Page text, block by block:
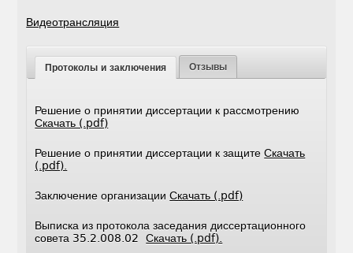
Видеотрансляция
Протоколы и заключения Отзывы
Решение о принятии диссертации к рассмотрению
Скачать (.pdf)
Решение о принятии диссертации к защитеСкачать
(.pdf).
Заключение организацииСкачать (.pdf)
Выписка из протокола заседания диссертационного
совета 35.2.008.02Скачать (.pdf).